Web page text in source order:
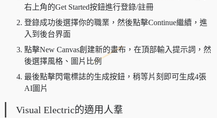
右上角的Get Started按鈕進行登錄/註冊
登錄成功後選擇你的職業，然後點擊Continue繼續，進
入到後台界面
點擊New Canvas創建新的畫布，在頂部輸入提示詞，然
後選擇風格、圖片比例
最後點擊閃電標誌的生成按鈕，稍等片刻即可生成4張
AI圖片
Visual Electric的適用人羣